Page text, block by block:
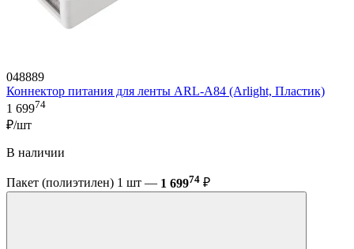
048889
Коннектор питания для ленты ARL-A84 (Arlight, Пластик)
1 69974
₽/шт
В наличии
Пакет (полиэтилен) 1 шт — 1 69974 ₽